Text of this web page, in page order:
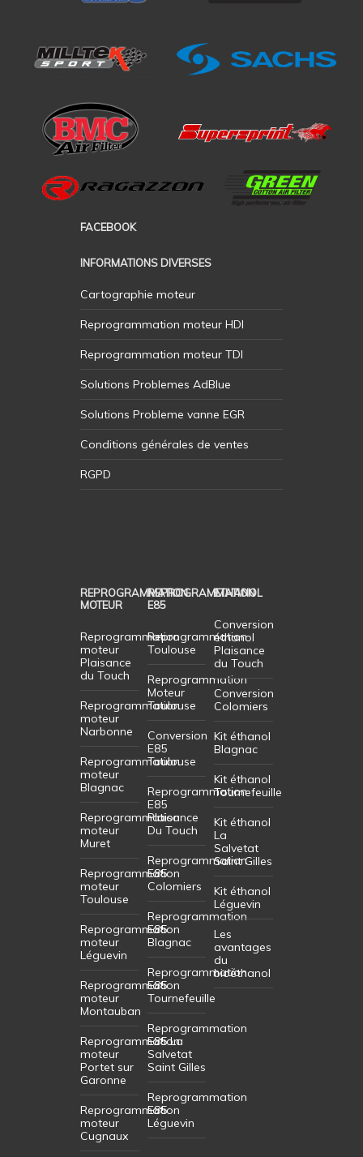
FACEBOOK
INFORMATIONS DIVERSES
Cartographie moteur
Reprogrammation moteur HDI
Reprogrammation moteur TDI
Solutions Problemes AdBlue
Solutions Probleme vanne EGR
Conditions générales de ventes
RGPD
REPROGRAMMATION
MOTEUR
Reprogrammation
moteur
Plaisance
du Touch
Reprogrammation
moteur
Narbonne
Reprogrammation
moteur
Blagnac
Reprogrammation
moteur
Muret
Reprogrammation
moteur
Toulouse
Reprogrammation
moteur
Léguevin
Reprogrammation
moteur
Montauban
Reprogrammation
moteur
Portet sur
Garonne
Reprogrammation
moteur
Cugnaux
REPROGRAMMATION
E85
Reprogrammation
Toulouse
Reprogrammation
Moteur
Toulouse
Conversion
E85
Toulouse
Reprogrammation
E85
Plaisance
Du Touch
Reprogrammation
E85
Colomiers
Reprogrammation
E85
Blagnac
Reprogrammation
E85
Tournefeuille
Reprogrammation
E85 La
Salvetat
Saint Gilles
Reprogrammation
E85
Léguevin
ETHANOL
Conversion
éthanol
Plaisance
du Touch
Conversion
Colomiers
Kit éthanol
Blagnac
Kit éthanol
Tournefeuille
Kit éthanol
La
Salvetat
Saint Gilles
Kit éthanol
Léguevin
Les
avantages
du
bioéthanol